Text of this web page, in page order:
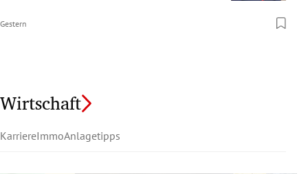
Gestern
Wirtschaft
KarriereImmoAnlagetipps